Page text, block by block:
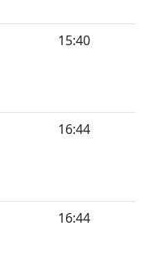
15:40
16:44
16:44